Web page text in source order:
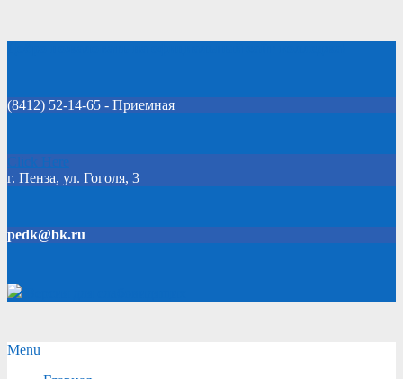
(8412) 52-14-65 - Приемная
Click Here
г. Пенза, ул. Гоголя, 3
pedk@bk.ru
Secondary
Menu